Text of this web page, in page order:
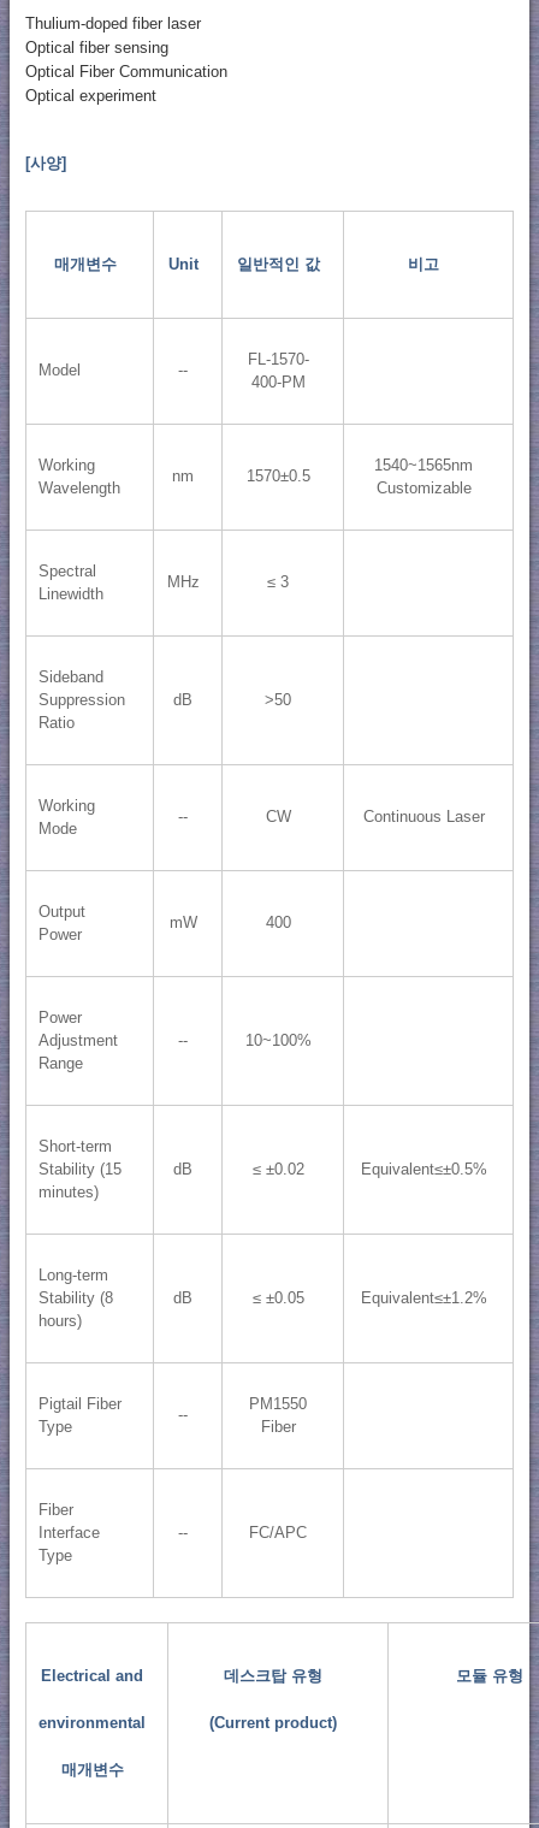
Thulium-doped fiber laser
Optical fiber sensing
Optical Fiber Communication
Optical experiment
[사양]
매개변수 Unit 일반적인 값 비고
Model --
FL-1570-
400-PM
Working
Wavelength
nm 1570±0.5
1540~1565nm
Customizable
Spectral
Linewidth
MHz ≤ 3
Sideband
Suppression
Ratio
dB >50
Working
Mode
-- CW Continuous Laser
Output
Power
mW 400
Power
Adjustment
Range
-- 10~100%
Short-term
Stability (15
minutes)
dB ≤ ±0.02 Equivalent≤±0.5%
Long-term
Stability (8
hours)
dB ≤ ±0.05 Equivalent≤±1.2%
Pigtail Fiber
Type
--
PM1550
Fiber
Fiber
Interface
Type
-- FC/APC
Electrical and
environmental
매개변수
데스크탑 유형
(Current product)
모듈 유형